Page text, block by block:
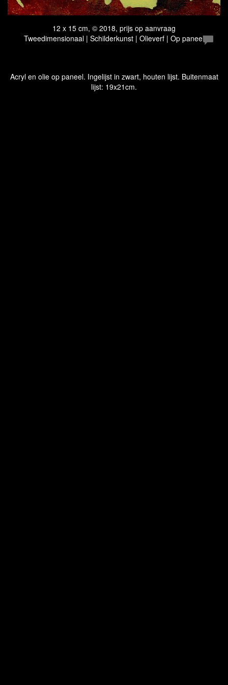
12 x 15 cm, © 2018, prijs op aanvraag
Tweedimensionaal | Schilderkunst | Olieverf | Op paneel
Acryl en olie op paneel. Ingelijst in zwart, houten lijst. Buitenmaat
lijst: 19x21cm.